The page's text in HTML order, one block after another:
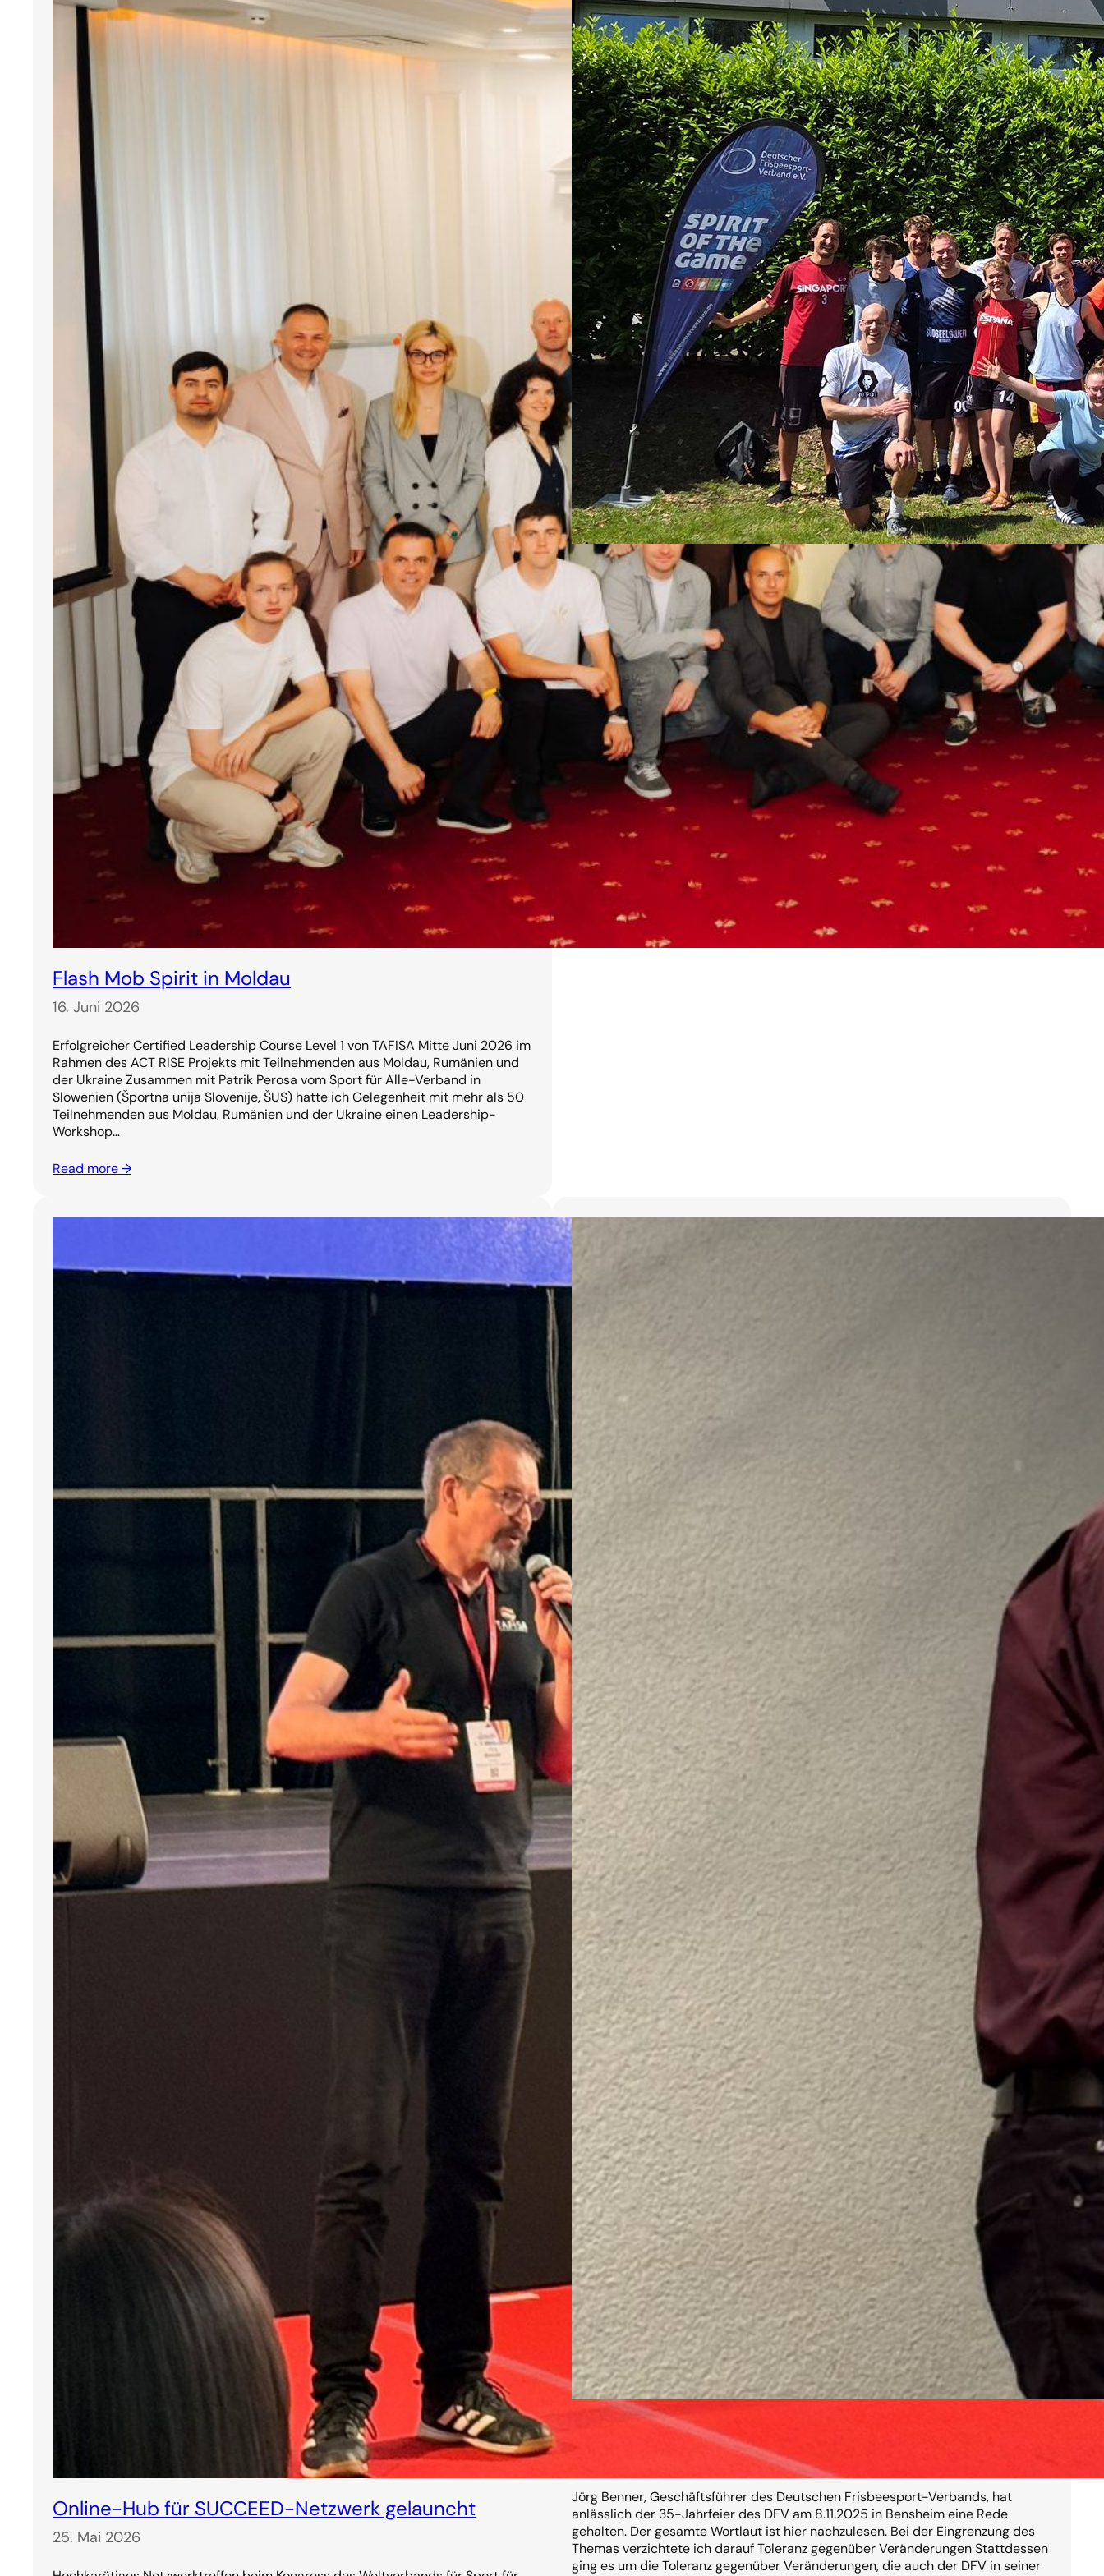
Flash Mob Spirit in Moldau
16. Juni 2026
Erfolgreicher Certified Leadership Course Level 1 von TAFISA Mitte Juni 2026 im
Rahmen des ACT RISE Projekts mit Teilnehmenden aus Moldau, Rumänien und
der Ukraine Zusammen mit Patrik Perosa vom Sport für Alle-Verband in
Slowenien (Športna unija Slovenije, ŠUS) hatte ich Gelegenheit mit mehr als 50
Teilnehmenden aus Moldau, Rumänien und der Ukraine einen Leadership-
Workshop…
Read more →
Auftakt zu erneuerten Spirit-Workshops
26. Mai 2026
Einladung des Ultimate-Teams RotPot vom MTV Braunschweig zum Workshop
nach Verden Am Samstag 23. Mai 2026 konnte ich in der Jugendherberge
Verden mit dem Braunschweiger Ultimate-Team RotPot einen Spirit-Workshop
halten, der den Auftakt zu einer neuen Angebotsreihe darstellt. Je Workshop
werden nach vorheriger Absprache nur zwei der fünf Kompetenzbereiche des
Ultimate Spirits behandelt. In diesem…
Read more →
Online-Hub für SUCCEED-Netzwerk gelauncht
25. Mai 2026
Was bedeutet uns der Spirit?
Jörg Benner, Geschäftsführer des Deutschen Frisbeesport-Verbands, hat
anlässlich der 35-Jahrfeier des DFV am 8.11.2025 in Bensheim eine Rede
gehalten. Der gesamte Wortlaut ist hier nachzulesen. Bei der Eingrenzung des
Themas verzichtete ich darauf Toleranz gegenüber Veränderungen Stattdessen
ging es um die Toleranz gegenüber Veränderungen, die auch der DFV in seiner